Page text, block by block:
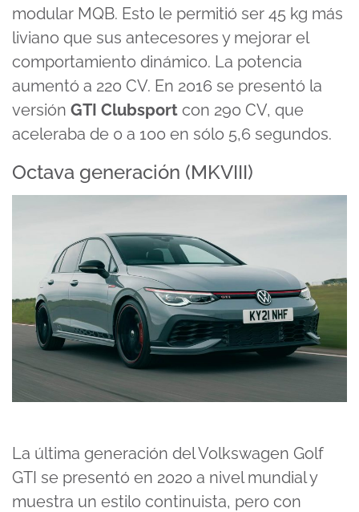
modular MQB. Esto le permitió ser 45 kg más
liviano que sus antecesores y mejorar el
comportamiento dinámico. La potencia
aumentó a 220 CV. En 2016 se presentó la
versión GTI Clubsport con 290 CV, que
aceleraba de 0 a 100 en sólo 5,6 segundos.
Octava generación (MKVIII)
La última generación del Volkswagen Golf
GTI se presentó en 2020 a nivel mundial y
muestra un estilo continuista, pero con